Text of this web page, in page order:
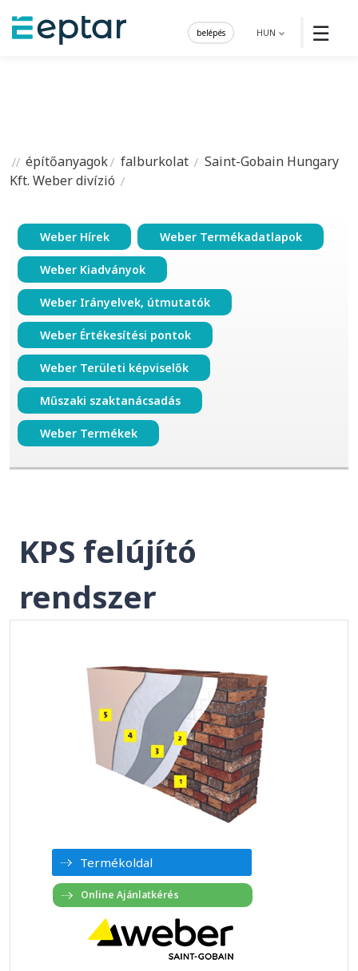
☰
HUN
belépés
építőanyagok falburkolat
Saint-Gobain Hungary
Kft. Weber divízió
Weber Hírek Weber Termékadatlapok
Weber Kiadványok
Weber Irányelvek, útmutatók
Weber Értékesítési pontok
Weber Területi képviselők
Műszaki szaktanácsadás
Weber Termékek
KPS felújító
rendszer
Termékoldal